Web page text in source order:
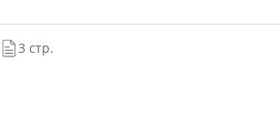
3 стр.